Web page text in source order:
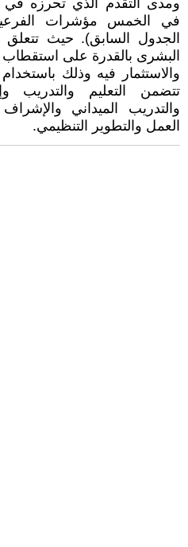
ومدى التقدم الذي تحرزه
في الخمس مؤشرات
الجدول السابق). حيث تتعلق
البشرى بالقدرة على
والاستثمار فيه وذلك
تتضمن التعليم والتدريب
والتدريب الميداني والإشراف
العمل والتطوير التنظيمي.